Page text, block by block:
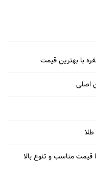
با بهترین قیمت
اصلی
قیمت مناسب و تنوع بالا